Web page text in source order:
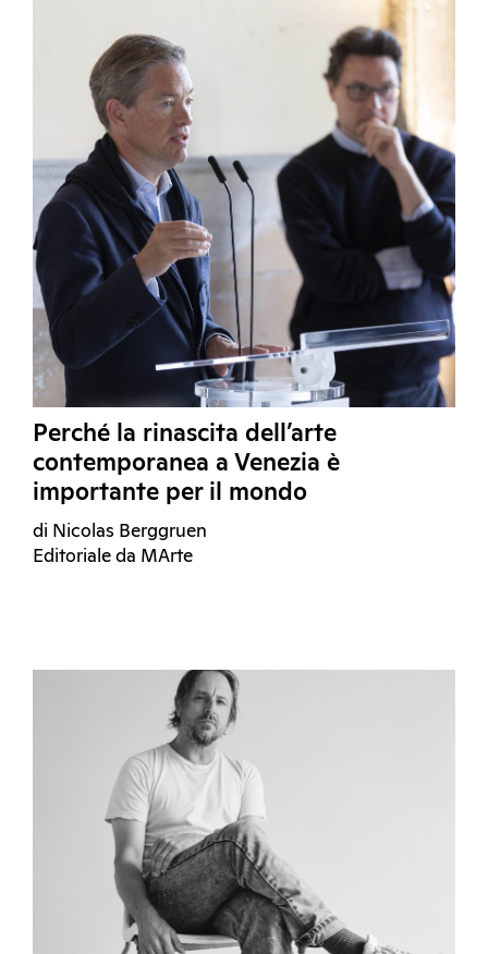
Perché la rinascita dell’arte
contemporanea a Venezia è
importante per il mondo
di Nicolas Berggruen
Editoriale da MArte